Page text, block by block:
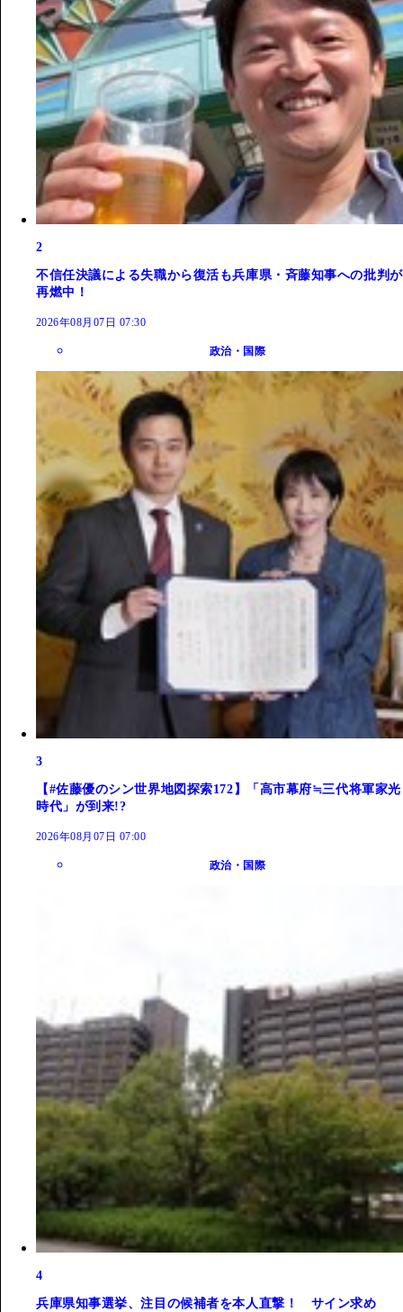
2
不信任決議による失職から復活も兵庫県・斉藤知事への批判が
再燃中！
2026年08月07日 07:30
政治・国際
3
【#佐藤優のシン世界地図探索172】「高市幕府≒三代将軍家光
時代」が到来!?
2026年08月07日 07:00
政治・国際
4
兵庫県知事選挙、注目の候補者を本人直撃！ サイン求め